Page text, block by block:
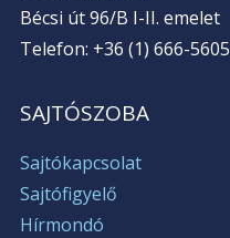
Bécsi út 96/B I-II. emelet
Telefon: +36 (1) 666-5605
SAJTÓSZOBA
Sajtókapcsolat
Sajtófigyelő
Hírmondó